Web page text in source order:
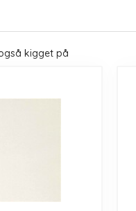
kigget på